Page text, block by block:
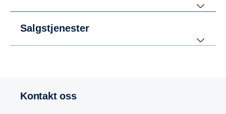
Salgstjenester
Kontakt oss